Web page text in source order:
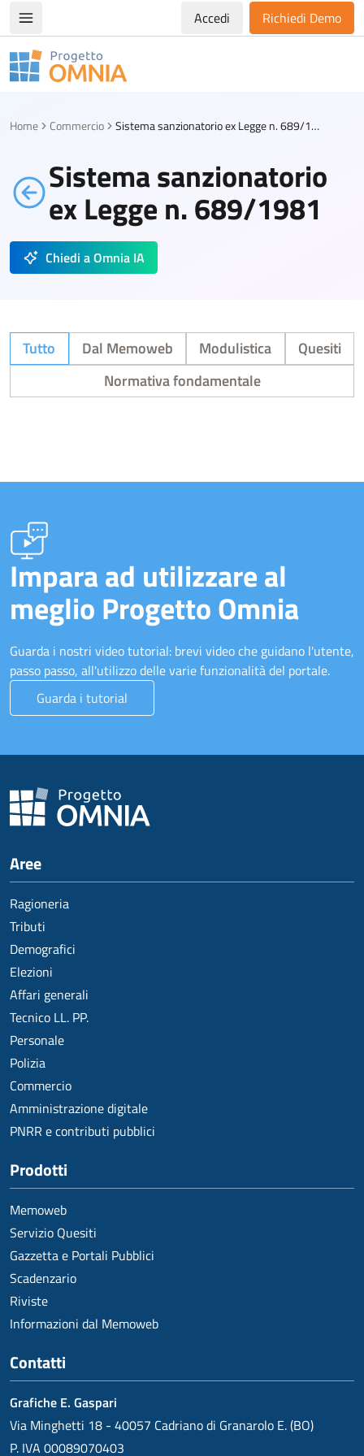
Apri/chiudi menù di navigazioneAccedi Richiedi Demo
Progetto Omnia
Home Commercio Sistema sanzionatorio ex Legge n. 689/1981
Sistema sanzionatorio
ex Legge n. 689/1981
Chiedi a Omnia IA
Tutto Dal Memoweb Modulistica
Quesiti
Normativa fondamentale
Impara ad utilizzare al
meglio Progetto Omnia
Guarda i nostri video tutorial: brevi video che guidano l'utente,
passo passo, all'utilizzo delle varie funzionalità del portale.
Guarda i tutorial
Aree
Ragioneria
Tributi
Demografici
Elezioni
Affari generali
Tecnico LL. PP.
Personale
Polizia
Commercio
Amministrazione digitale
PNRR e contributi pubblici
Prodotti
Memoweb
Servizio Quesiti
Gazzetta e Portali Pubblici
Scadenzario
Riviste
Informazioni dal Memoweb
Contatti
Grafiche E. Gaspari
Via Minghetti 18 - 40057 Cadriano di Granarolo E. (BO)
P. IVA 00089070403